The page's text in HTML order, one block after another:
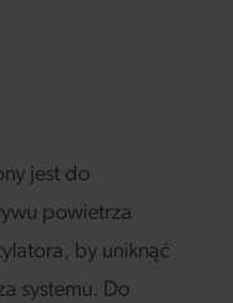
jest do
powietrza
by uniknąć
systemu. Do